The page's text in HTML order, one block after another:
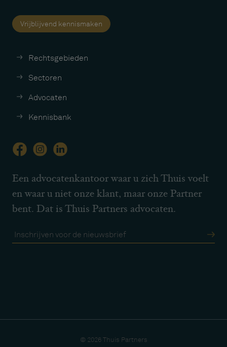
Vrijblijvend kennismaken
Rechtsgebieden
Sectoren
Advocaten
Kennisbank
Een advocatenkantoor waar u zich Thuis voelt
en waar u niet onze klant, maar onze Partner
bent. Dat is Thuis Partners advocaten.
© 2026 Thuis Partners